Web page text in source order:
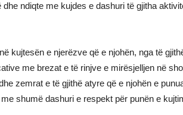
ndiqte me kujdes e dashuri të gjitha
kujtesën e njerëzve që e njohën, nga të
me brezat e të rinjve e mirësjelljen në
zemrat e të gjithë atyre që e njohën e
shumë dashuri e respekt për punën e